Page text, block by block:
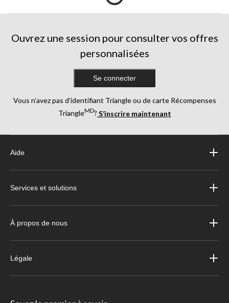
Ouvrez une session pour consulter vos offres
personnalisées
Se connecter
Vous n’avez pas d’identifiant Triangle ou de carte Récompenses
TriangleMD? S’inscrire maintenant
Aide
Services et solutions
À propos de nous
Légale